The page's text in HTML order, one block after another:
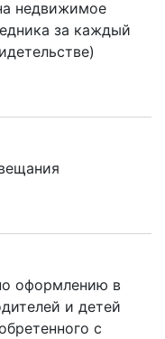
недвижимое
за каждый
оформлению в
и детей
с